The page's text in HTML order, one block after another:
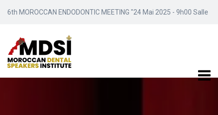
6th MOROCCAN ENDODONTIC MEETING "24 Mai 2025 - 9h00 Salle
Meydene / Marrakech"